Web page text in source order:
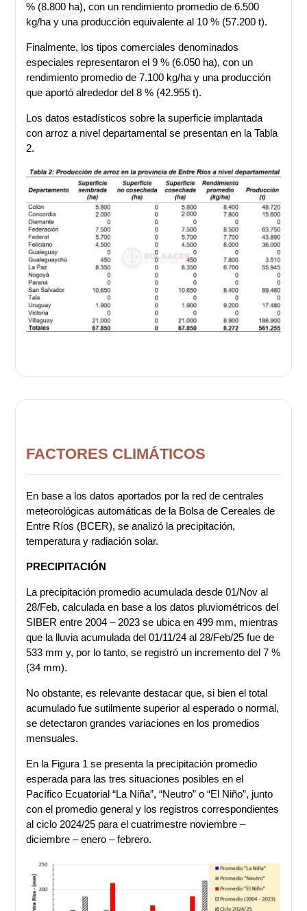
% (8.800 ha), con un rendimiento promedio de 6.500
kg/ha y una producción equivalente al 10 % (57.200 t).
Finalmente, los tipos comerciales denominados
especiales representaron el 9 % (6.050 ha), con un
rendimiento promedio de 7.100 kg/ha y una producción
que aportó alrededor del 8 % (42.955 t).
Los datos estadísticos sobre la superficie implantada
con arroz a nivel departamental se presentan en la Tabla
2.
FACTORES CLIMÁTICOS
En base a los datos aportados por la red de centrales
meteorológicas automáticas de la Bolsa de Cereales de
Entre Ríos (BCER), se analizó la precipitación,
temperatura y radiación solar.
PRECIPITACIÓN
La precipitación promedio acumulada desde 01/Nov al
28/Feb, calculada en base a los datos pluviométricos del
SIBER entre 2004 – 2023 se ubica en 499 mm, mientras
que la lluvia acumulada del 01/11/24 al 28/Feb/25 fue de
533 mm y, por lo tanto, se registró un incremento del 7 %
(34 mm).
No obstante, es relevante destacar que, si bien el total
acumulado fue sutilmente superior al esperado o normal,
se detectaron grandes variaciones en los promedios
mensuales.
En la Figura 1 se presenta la precipitación promedio
esperada para las tres situaciones posibles en el
Pacífico Ecuatorial “La Niña”, “Neutro” o “El Niño”, junto
con el promedio general y los registros correspondientes
al ciclo 2024/25 para el cuatrimestre noviembre –
diciembre – enero – febrero.